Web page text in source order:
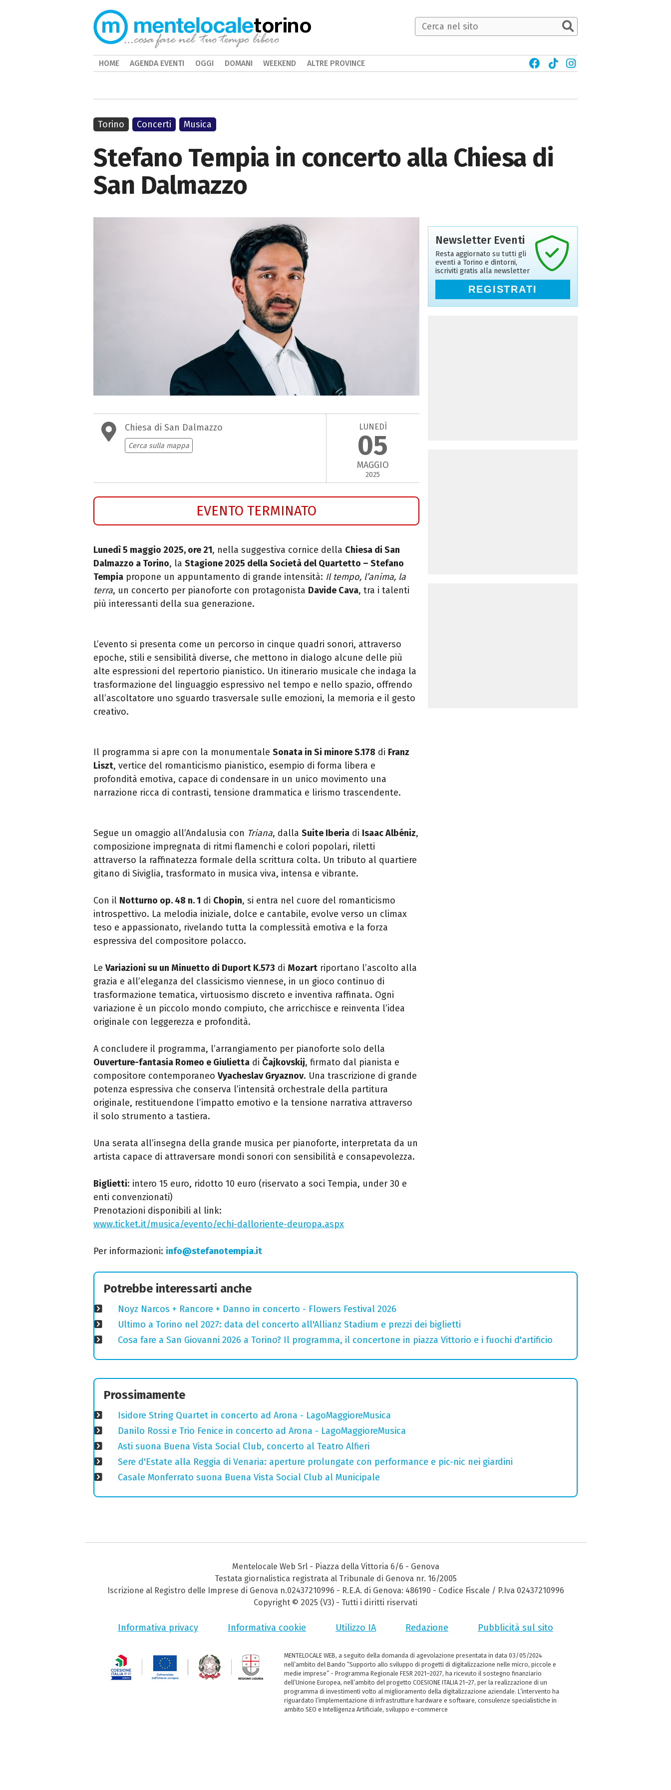
Stefano Tempia in concerto alla Chiesa di
San Dalmazzo
Chiesa di San Dalmazzo
Cerca sulla mappa
LUNEDÌ
05
MAGGIO
2025
EVENTO TERMINATO
Lunedì 5 maggio 2025, ore 21, nella suggestiva cornice della Chiesa di San
Dalmazzo a Torino, la Stagione 2025 della Società del Quartetto – Stefano
Tempia propone un appuntamento di grande intensità: Il tempo, l’anima, la
terra, un concerto per pianoforte con protagonista Davide Cava, tra i talenti
più interessanti della sua generazione.
L’evento si presenta come un percorso in cinque quadri sonori, attraverso
epoche, stili e sensibilità diverse, che mettono in dialogo alcune delle più
alte espressioni del repertorio pianistico. Un itinerario musicale che indaga la
trasformazione del linguaggio espressivo nel tempo e nello spazio, offrendo
all’ascoltatore uno sguardo trasversale sulle emozioni, la memoria e il gesto
creativo.
Il programma si apre con la monumentale Sonata in Si minore S.178 di Franz
Liszt, vertice del romanticismo pianistico, esempio di forma libera e
profondità emotiva, capace di condensare in un unico movimento una
narrazione ricca di contrasti, tensione drammatica e lirismo trascendente.
Segue un omaggio all’Andalusia con Triana, dalla Suite Iberia di Isaac Albéniz,
composizione impregnata di ritmi flamenchi e colori popolari, riletti
attraverso la raffinatezza formale della scrittura colta. Un tributo al quartiere
gitano di Siviglia, trasformato in musica viva, intensa e vibrante.
Con il Notturno op. 48 n. 1 di Chopin, si entra nel cuore del romanticismo
introspettivo. La melodia iniziale, dolce e cantabile, evolve verso un climax
teso e appassionato, rivelando tutta la complessità emotiva e la forza
espressiva del compositore polacco.
Le Variazioni su un Minuetto di Duport K.573 di Mozart riportano l’ascolto alla
grazia e all’eleganza del classicismo viennese, in un gioco continuo di
trasformazione tematica, virtuosismo discreto e inventiva raffinata. Ogni
variazione è un piccolo mondo compiuto, che arricchisce e reinventa l’idea
originale con leggerezza e profondità.
A concludere il programma, l’arrangiamento per pianoforte solo della
Ouverture-fantasia Romeo e Giulietta di Čajkovskij, firmato dal pianista e
compositore contemporaneo Vyacheslav Gryaznov. Una trascrizione di grande
potenza espressiva che conserva l’intensità orchestrale della partitura
originale, restituendone l’impatto emotivo e la tensione narrativa attraverso
il solo strumento a tastiera.
Una serata all’insegna della grande musica per pianoforte, interpretata da un
artista capace di attraversare mondi sonori con sensibilità e consapevolezza.
Biglietti: intero 15 euro, ridotto 10 euro (riservato a soci Tempia, under 30 e
enti convenzionati)
Prenotazioni disponibili al link:
www.ticket.it/musica/evento/echi-dalloriente-deuropa.aspx
Per informazioni: info@stefanotempia.it
Torino Concerti Musica
Newsletter Eventi
Resta aggiornato su tutti gli
eventi a Torino e dintorni,
iscriviti gratis alla newsletter
REGISTRATI
Potrebbe interessarti anche
Noyz Narcos + Rancore + Danno in concerto - Flowers Festival 2026
Ultimo a Torino nel 2027: data del concerto all'Allianz Stadium e prezzi dei biglietti
Cosa fare a San Giovanni 2026 a Torino? Il programma, il concertone in piazza Vittorio e i fuochi d'artificio
Prossimamente
Isidore String Quartet in concerto ad Arona - LagoMaggioreMusica
Danilo Rossi e Trio Fenice in concerto ad Arona - LagoMaggioreMusica
Asti suona Buena Vista Social Club, concerto al Teatro Alfieri
Sere d'Estate alla Reggia di Venaria: aperture prolungate con performance e pic-nic nei giardini
Casale Monferrato suona Buena Vista Social Club al Municipale
torino
HOME AGENDA EVENTI OGGI DOMANI WEEKEND ALTRE PROVINCE
Mentelocale Web Srl - Piazza della Vittoria 6/6 - Genova
Testata giornalistica registrata al Tribunale di Genova nr. 16/2005
Iscrizione al Registro delle Imprese di Genova n.02437210996 - R.E.A. di Genova: 486190 - Codice Fiscale / P.Iva 02437210996
Copyright © 2025 (V3) - Tutti i diritti riservati
Informativa privacy Informativa cookie Utilizzo IA Redazione Pubblicità sul sito
MENTELOCALE WEB, a seguito della domanda di agevolazione presentata in data 03/05/2024
nell’ambito del Bando “Supporto allo sviluppo di progetti di digitalizzazione nelle micro, piccole e
medie imprese” - Programma Regionale FESR 2021–2027, ha ricevuto il sostegno finanziario
dell’Unione Europea, nell’ambito del progetto COESIONE ITALIA 21–27, per la realizzazione di un
programma di investimenti volto al miglioramento della digitalizzazione aziendale. L’intervento ha
riguardato l’implementazione di infrastrutture hardware e software, consulenze specialistiche in
ambito SEO e Intelligenza Artificiale, sviluppo e-commerce